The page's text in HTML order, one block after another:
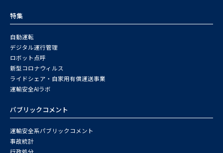
特集
自動運転
デジタル運行管理
ロボット点呼
新型コロナウィルス
ライドシェア・自家用有償運送事業
運輸安全AIラボ
パブリックコメント
運輸安全系パブリックコメント
事故統計